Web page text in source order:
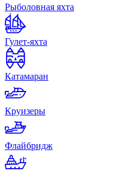
Рыболовная яхта
Гулет-яхта
Катамаран
Круизеры
Флайбридж